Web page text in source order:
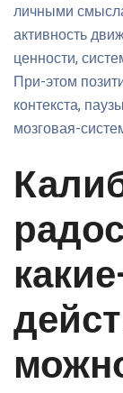
личными
активность
ценности,
При-этом
контекста,
мозговая-